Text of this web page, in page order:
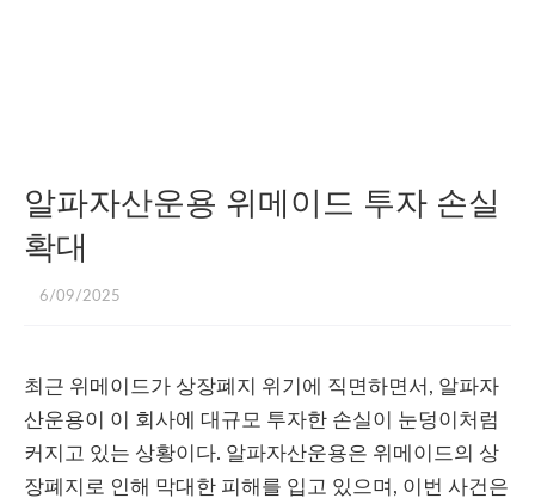
알파자산운용 위메이드 투자 손실
확대
6/09/2025
최근 위메이드가 상장폐지 위기에 직면하면서, 알파자
산운용이 이 회사에 대규모 투자한 손실이 눈덩이처럼
커지고 있는 상황이다. 알파자산운용은 위메이드의 상
장폐지로 인해 막대한 피해를 입고 있으며, 이번 사건은